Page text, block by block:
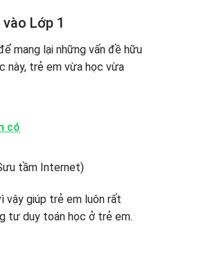
Lớp 1
mang lại những vấn đề hữu
này, trẻ em vừa học vừa
có
vậy giúp trẻ em luôn rất
tư duy toán học ở trẻ em.